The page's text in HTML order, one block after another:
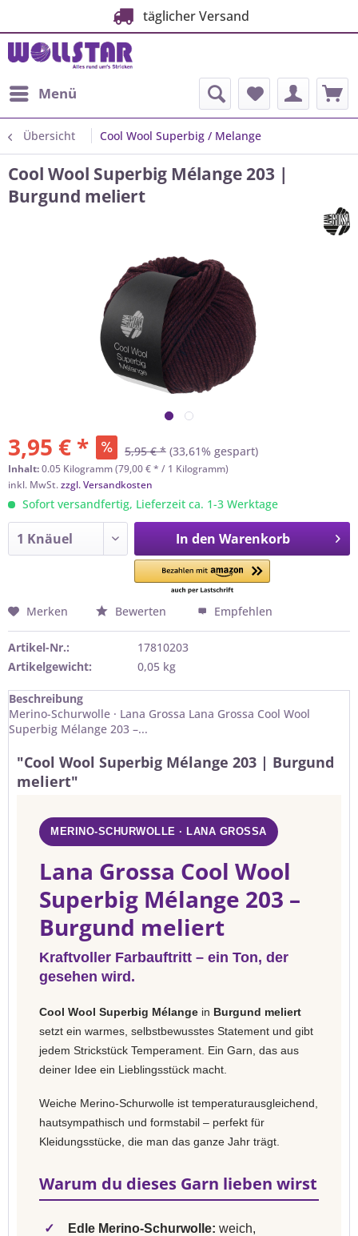
täglicher Versand
Menü
Übersicht Cool Wool Superbig / Melange
Cool Wool Superbig Mélange 203 |
Burgund meliert
3,95 € * 5,95 € * (33,61% gespart)
Inhalt:0.05 Kilogramm (79,00 € * / 1 Kilogramm)
inkl. MwSt.zzgl. Versandkosten
Sofort versandfertig, Lieferzeit ca. 1-3 Werktage
In den Warenkorb
Merken Bewerten Empfehlen
Artikel-Nr.:
17810203
Artikelgewicht:
0,05 kg
Beschreibung
Merino-Schurwolle · Lana Grossa Lana Grossa Cool Wool
Superbig Mélange 203 –...
"Cool Wool Superbig Mélange 203 | Burgund
meliert"
MERINO-SCHURWOLLE · LANA GROSSA
Lana Grossa Cool Wool
Superbig Mélange 203 –
Burgund meliert
Kraftvoller Farbauftritt – ein Ton, der
gesehen wird.
Cool Wool Superbig Mélange in Burgund meliert
setzt ein warmes, selbstbewusstes Statement und gibt
jedem Strickstück Temperament. Ein Garn, das aus
deiner Idee ein Lieblingsstück macht.
Weiche Merino-Schurwolle ist temperaturausgleichend,
hautsympathisch und formstabil – perfekt für
Kleidungsstücke, die man das ganze Jahr trägt.
Warum du dieses Garn lieben wirst
✓ Edle Merino-Schurwolle: weich,